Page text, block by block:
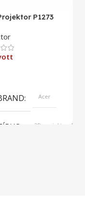
P1273
Acer
3D projektor, DLP